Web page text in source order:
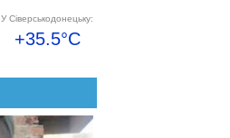
У Сіверськодонецьку:
+35.5°C